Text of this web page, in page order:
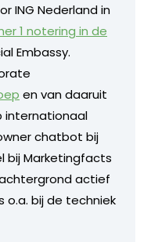
ING Nederland in
1 notering in de
Embassy.
en van daaruit
internationaal
chatbot bij
bij Marketingfacts
actief
bij de techniek